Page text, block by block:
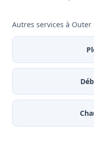
Autres services à Outer